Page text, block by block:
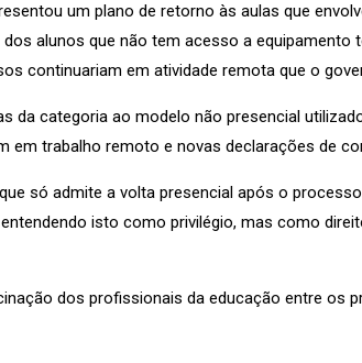
um plano de retorno às aulas que
alunos que não tem acesso a equipamento
continuariam em atividade remota que o
da categoria ao modelo não presencial
em trabalho remoto e novas declarações de
só admite a volta presencial após o
isto como privilégio, mas como
dos profissionais da educação entre os